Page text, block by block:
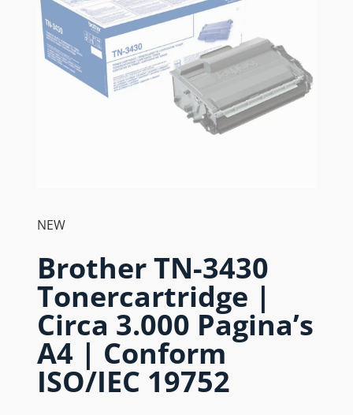
NEW
Brother TN-3430
Tonercartridge |
Circa 3.000 Pagina’s
A4 | Conform
ISO/IEC 19752